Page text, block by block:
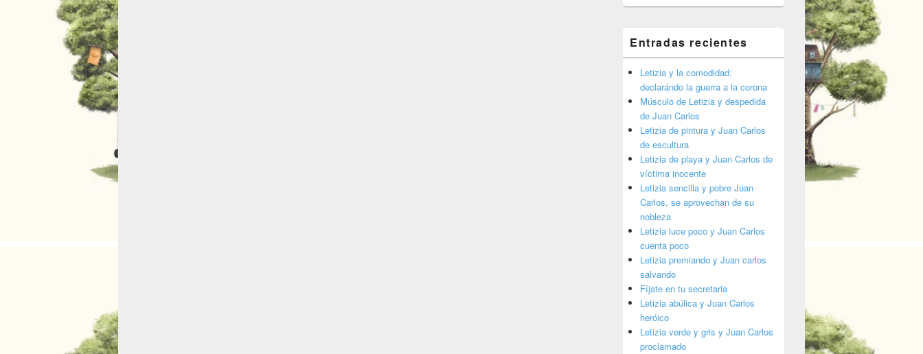
Entradas recientes
Letizia y la comodidad:
declarándo la guerra a la corona
Músculo de Letizia y despedida
de Juan Carlos
Letizia de pintura y Juan Carlos
de escultura
Letizia de playa y Juan Carlos de
víctima inocente
Letizia sencilla y pobre Juan
Carlos, se aprovechan de su
nobleza
Letizia luce poco y Juan Carlos
cuenta poco
Letizia premiando y Juan carlos
salvando
Fíjate en tu secretaria
Letizia abúlica y Juan Carlos
heróico
Letizia verde y gris y Juan Carlos
proclamado